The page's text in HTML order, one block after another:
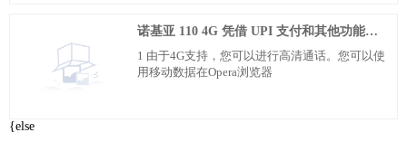
诺基亚 110 4G 凭借 UPI 支付和其他功能挑战 JioBharat
1 由于4G支持，您可以进行高清通话。您可以使
用移动数据在Opera浏览器
{else